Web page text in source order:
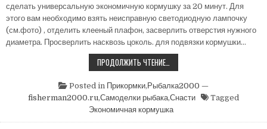
сделать универсальную экономичную кормушку за 20 минут. Для
этого вам необходимо взять неисправную светодиодную лампочку
(см.фото) , отделить клееный плафон, засверлить отверстия нужного
диаметра. Просверлить насквозь цоколь. для подвязки кормушки…
ПРОДОЛЖИТЬ ЧТЕНИЕ…
КОРМУШКА
Posted in Прикормки, Рыбалка2000 —
fisherman2000.ru,Самоделки рыбака,Снасти
Tagged
Экономичная кормушка